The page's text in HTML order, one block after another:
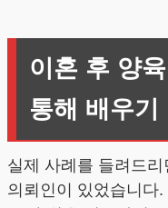
이혼 후 양
통해 배우기
실제 사례를 들려드
의뢰인이 있었습니다